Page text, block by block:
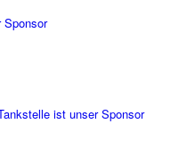
Sponsor
ist unser Sponsor